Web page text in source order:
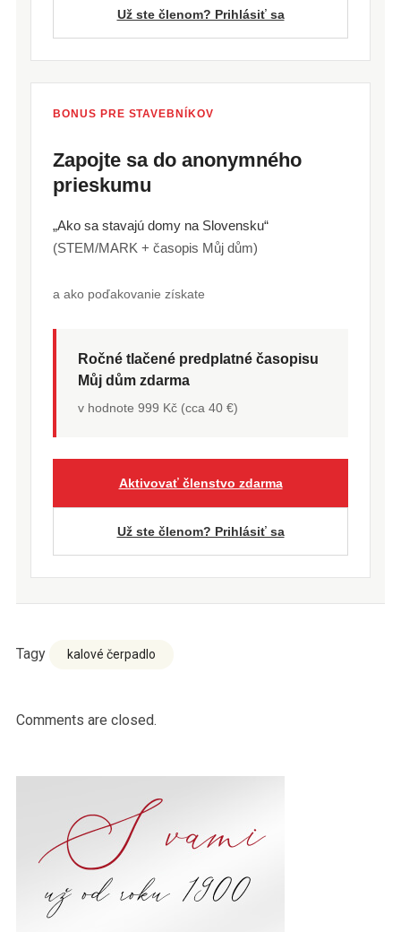
Už ste členom? Prihlásiť sa
BONUS PRE STAVEBNÍKOV
Zapojte sa do anonymného
prieskumu
„Ako sa stavajú domy na Slovensku“
(STEM/MARK + časopis Můj dům)
a ako poďakovanie získate
Ročné tlačené predplatné časopisu
Můj dům zdarma
v hodnote 999 Kč (cca 40 €)
Aktivovať členstvo zdarma
Už ste členom? Prihlásiť sa
Tagy kalové čerpadlo
Comments are closed.